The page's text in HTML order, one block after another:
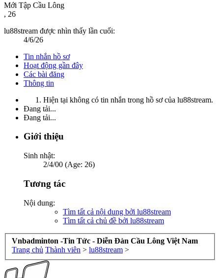
Mới Tập Cầu Lông
, 26
lu88stream được nhìn thấy lần cuối:
4/6/26
Tin nhắn hồ sơ
Hoạt động gần đây
Các bài đăng
Thông tin
Hiện tại không có tin nhắn trong hồ sơ của lu88stream.
Đang tải...
Đang tải...
Giới thiệu
Sinh nhật:
2/4/00 (Age: 26)
Tương tác
Nội dung:
Tìm tất cả nội dung bởi lu88stream
Tìm tất cả chủ đề bởi lu88stream
Vnbadminton -Tin Tức - Diễn Đàn Cầu Lông Việt Nam
Trang chủ Thành viên > lu88stream >